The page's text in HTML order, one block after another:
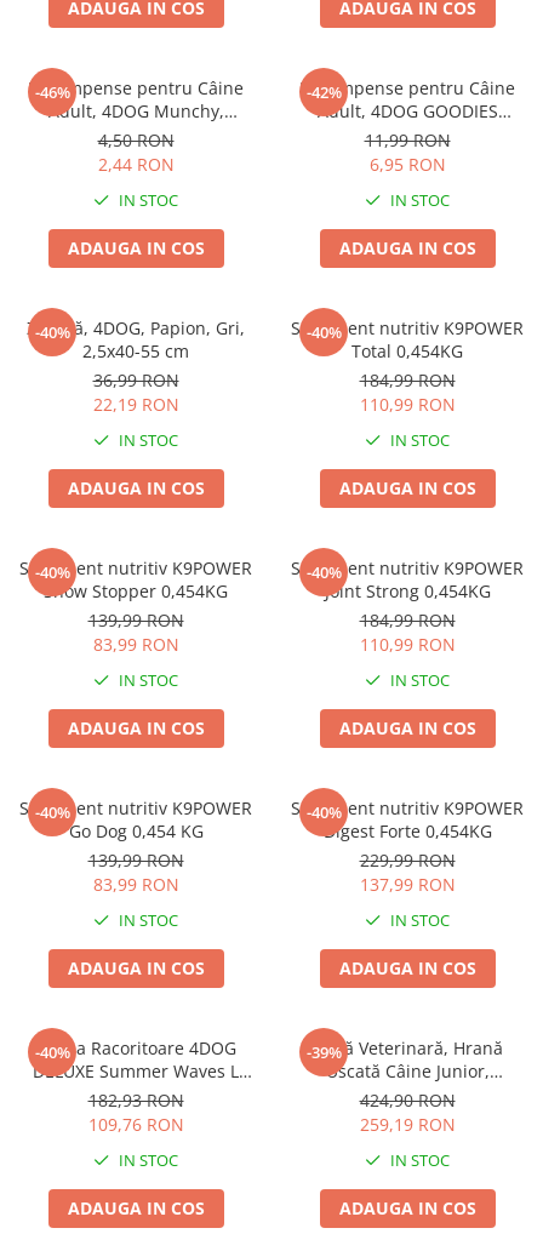
Pernuțe
Proteice
Umede
Îngrijire Pisici
Așternut Igienic Pisici
Igienă Pisici
Antiparazitare Pisici
Vitamine Pisici
Accesorii Pisici
Culcușuri & Saltele Pisici
Ansambluri Pisici
Castroane & Adapatori Pisici
Cuști & Genți Pisici
Litiere Pisici
Zgărzi & Hamuri
Păsări
Hrană Păsări
Meniuri Păsări
Suplimente Nutritive
Delicii Păsări
Îngrijire Păsări
Așternut Igienic Păsări
Rozătoare
Hrană Rozătoare
Meniuri Rozătoare
Delicii Rozătoare
Batoane Rozătoare
Îngrijire Rozătoare
Așternut Igienic Rozătoare
Cuști Rozătoare
Pești
ADAUGA IN COS ADAUGA IN COS
-46%
Recompense pentru Câine
Adult, 4DOG Munchy,
Batoane, Vită, 12.5cm, 10
bucăți
4,50 RON
2,44 RON
IN STOC
ADAUGA IN COS
-42%
Recompense pentru Câine
Adult, 4DOG GOODIES
Barbecue, Cotlete de Miel,
100g
11,99 RON
6,95 RON
IN STOC
ADAUGA IN COS
-40%
Zgardă, 4DOG, Papion, Gri,
2,5x40-55 cm
36,99 RON
22,19 RON
IN STOC
ADAUGA IN COS
-40%
Supliment nutritiv K9POWER
Total 0,454KG
184,99 RON
110,99 RON
IN STOC
ADAUGA IN COS
-40%
Supliment nutritiv K9POWER
Show Stopper 0,454KG
139,99 RON
83,99 RON
IN STOC
ADAUGA IN COS
-40%
Supliment nutritiv K9POWER
Joint Strong 0,454KG
184,99 RON
110,99 RON
IN STOC
ADAUGA IN COS
-40%
Supliment nutritiv K9POWER
Go Dog 0,454 KG
139,99 RON
83,99 RON
IN STOC
ADAUGA IN COS
-40%
Supliment nutritiv K9POWER
Digest Forte 0,454KG
229,99 RON
137,99 RON
IN STOC
ADAUGA IN COS
-40%
Saltea Racoritoare 4DOG
DELUXE Summer Waves L
77x46cm
182,93 RON
109,76 RON
IN STOC
ADAUGA IN COS
-39%
Dietă Veterinară, Hrană
Uscată Câine Junior,
EXCLUSION Intestinal, Toate
Rasele, Porc și Orez, 12kg
424,90 RON
259,19 RON
IN STOC
ADAUGA IN COS